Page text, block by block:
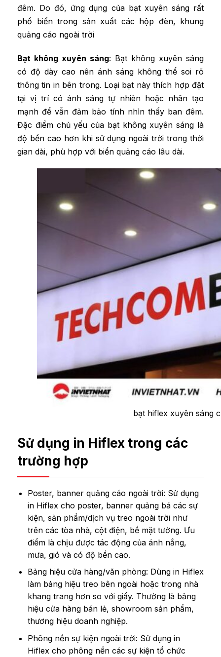
đêm. Do đó, ứng dụng của bạt xuyên sáng rất
phổ biến trong sản xuất các hộp đèn, khung
quảng cáo ngoài trời
Bạt không xuyên sáng: Bạt không xuyên sáng
có độ dày cao nên ánh sáng không thể soi rõ
thông tin in bên trong. Loại bạt này thích hợp đặt
tại vị trí có ánh sáng tự nhiên hoặc nhân tạo
mạnh để vẫn đảm bảo tính nhìn thấy ban đêm.
Đặc điểm chủ yếu của bạt không xuyên sáng là
độ bền cao hơn khi sử dụng ngoài trời trong thời
gian dài, phù hợp với biển quảng cáo lâu dài.
bạt hiflex xuyên sáng
Sử dụng in Hiflex trong các
trường hợp
Poster, banner quảng cáo ngoài trời: Sử dụng
in Hiflex cho poster, banner quảng bá các sự
kiện, sản phẩm/dịch vụ treo ngoài trời như
trên các tòa nhà, cột điện, bề mặt tường. Ưu
điểm là chịu được tác động của ánh nắng,
mưa, gió và có độ bền cao.
Bảng hiệu cửa hàng/văn phòng: Dùng in Hiflex
làm bảng hiệu treo bên ngoài hoặc trong nhà
khang trang hơn so với giấy. Thường là bảng
hiệu cửa hàng bán lẻ, showroom sản phẩm,
thương hiệu doanh nghiệp.
Phông nền sự kiện ngoài trời: Sử dụng in
Hiflex cho phông nền các sự kiện tổ chức